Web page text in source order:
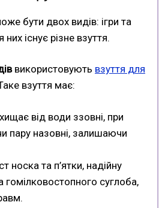
бути двох видів: ігри та
існує різне взуття.
використовують взуття для
взуття має:
від води ззовні, при
пару назовні, залишаючи
носка та п’ятки, надійну
гомілковостопного суглоба,